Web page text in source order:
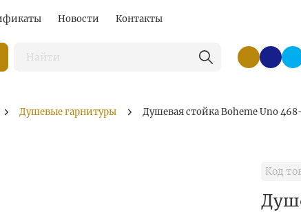
Новости Контакты
Душевые гарнитуры Душевая стойка Boheme Uno
Код